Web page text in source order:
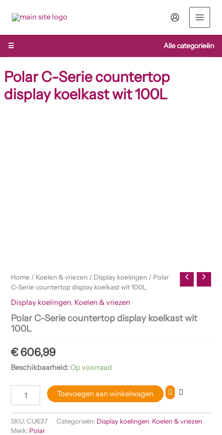
naar
inhoud
☰
Alle categorieën
Polar C-Serie countertop
display koelkast wit 100L
Home / Koelen & vriezen / Display koelingen / Polar
C-Serie countertop display koelkast wit 100L
Display koelingen, Koelen & vriezen
Polar C-Serie countertop display koelkast wit
100L
€606,99
Beschikbaarheid:Op voorraad
Toevoegen aan winkelwagen
SKU:CU637 Categorieën: Display koelingen, Koelen & vriezen
Merk: Polar
Totaal: